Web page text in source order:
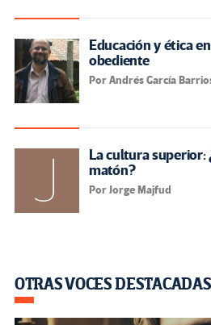
Educación y ética
obediente
Por Andrés García
La cultura superior:
matón?
Por Jorge Majfud
OTRAS VOCES DESTACADAS